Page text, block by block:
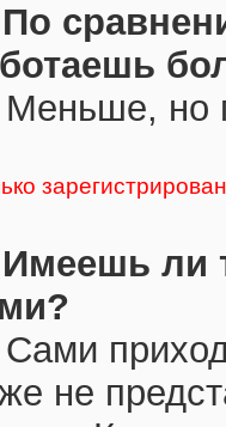
По
но
Имеешь ли
не